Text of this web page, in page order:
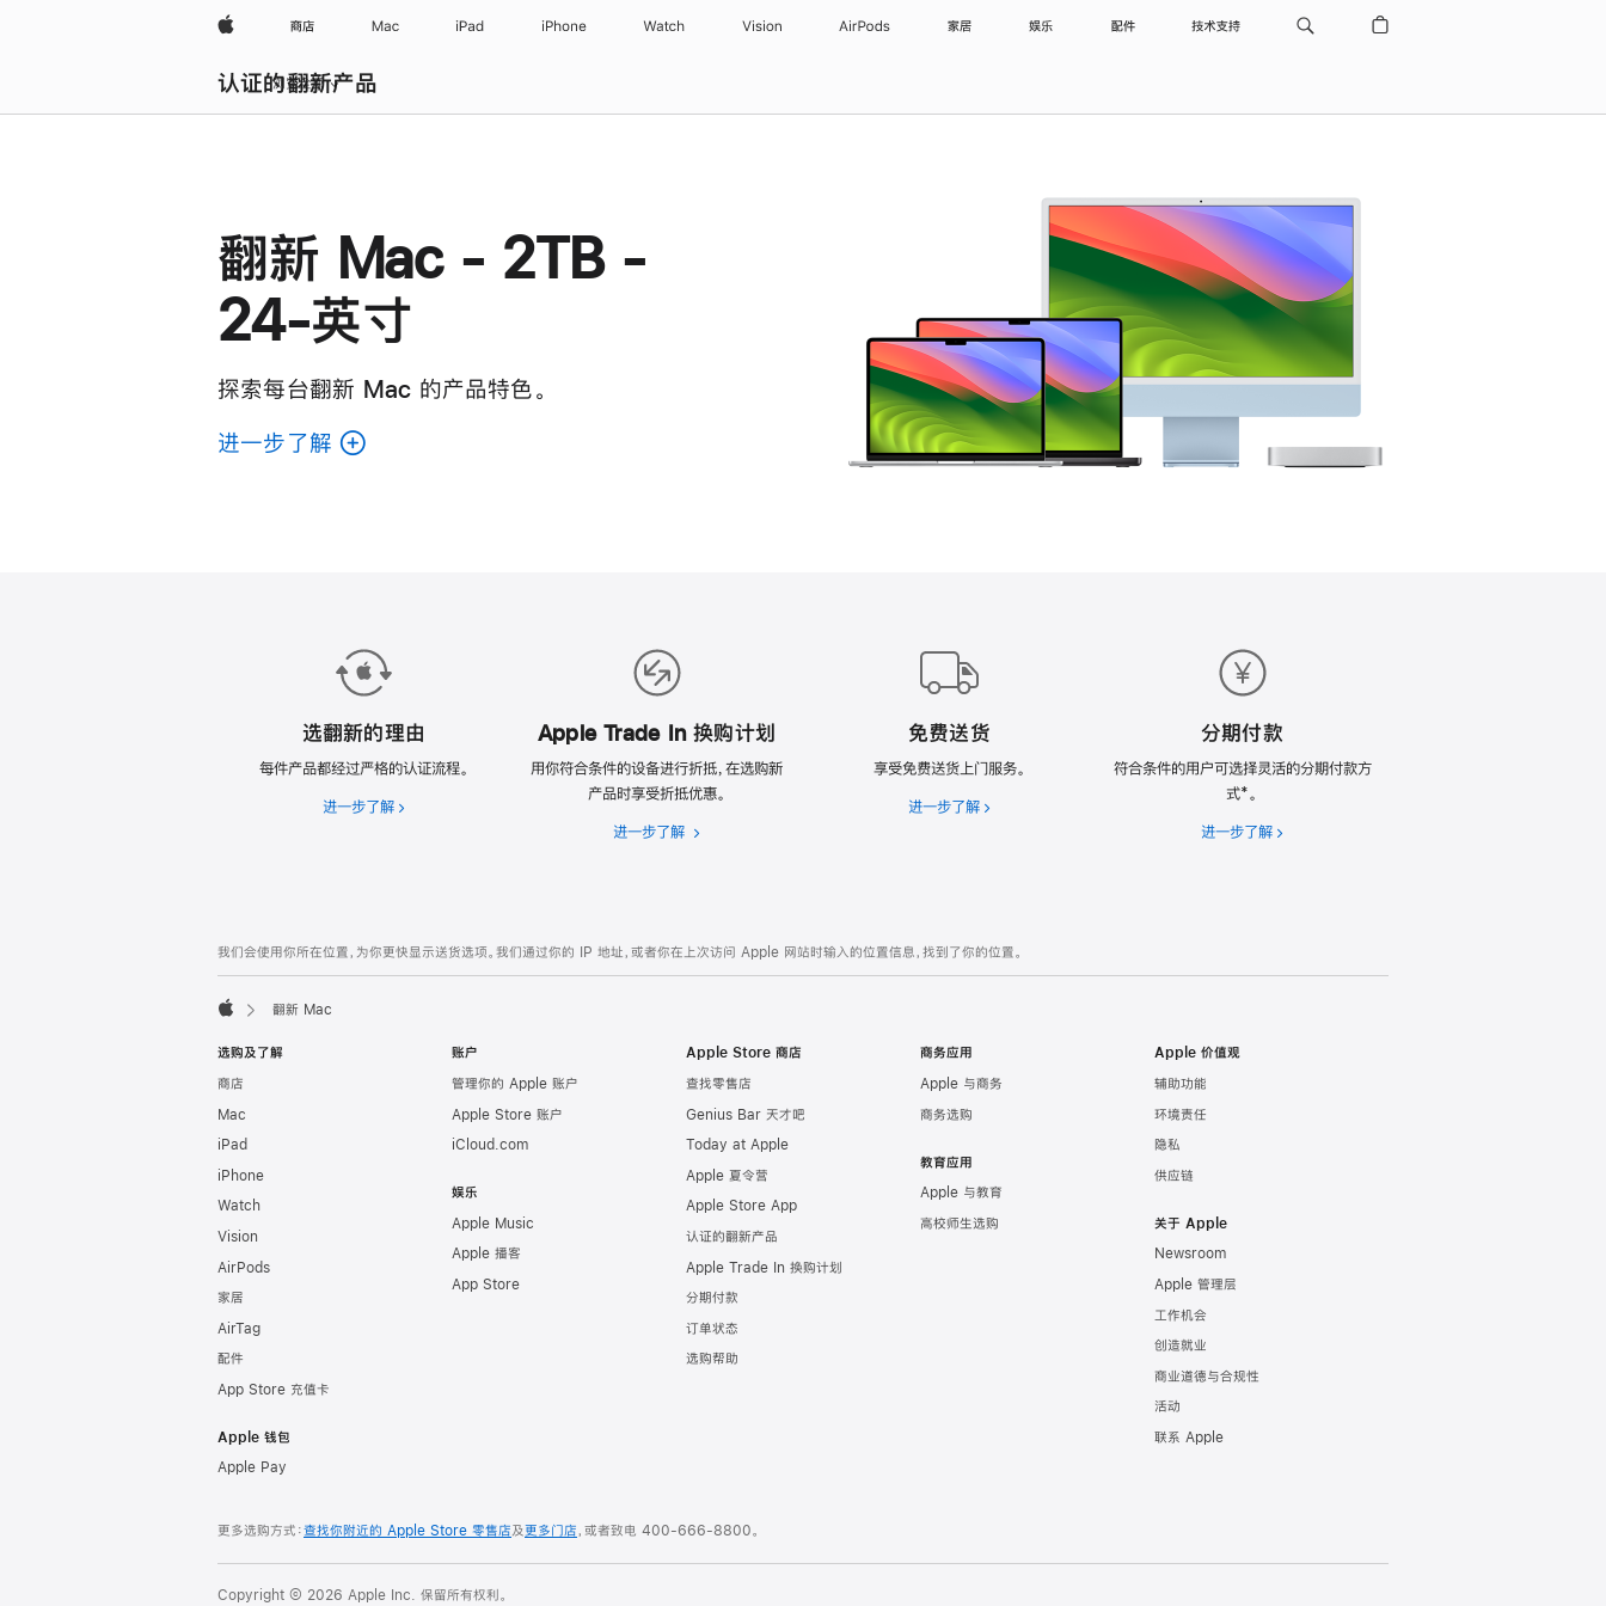
Apple 商店 Mac iPad iPhone Watch Vision AirPods 家居 娱乐 配件 技术支持
认证的翻新产品
浏览全部
翻新 Mac - 2TB -
24-英寸
探索每台翻新 Mac 的产品特色。
进一步了解
Mac。
选翻新的理由
每件产品都经过严格的认证流程。
进一步了解选
Apple Trade In 换购计划
用你符合条件的设备进行折抵，在选购新
产品时享受折抵优惠。
进一步了解 Apple
计
划
免费送货
享受免费送货上门服务。
进一步了解免
分期付款
符合条件的用户可选择灵活的分期付款方
式*。
进一步了解分
页
脚
注
我们会使用你所在位置，为你更快显示送货选项。我们通过你的 IP 地址，或者你在上次访问 Apple 网站时输入的位置信息，找到了你的位置。
翻新 Mac
选购及了解
商店
Mac
iPad
iPhone
Watch
Vision
AirPods
家居
AirTag
配件
App Store 充值卡
Apple 钱包
Apple Pay
账户
管理你的 Apple 账户
Apple Store 账户
iCloud.com
娱乐
Apple Music
Apple 播客
App Store
Apple Store 商店
查找零售店
Genius Bar 天才吧
Today at Apple
Apple 夏令营
Apple Store App
认证的翻新产品
Apple Trade In 换购计划
分期付款
订单状态
选购帮助
商务应用
Apple 与商务
商务选购
教育应用
Apple 与教育
高校师生选购
Apple 价值观
辅助功能
环境责任
隐私
供应链
关于 Apple
Newsroom
Apple 管理层
工作机会
创造就业
商业道德与合规性
活动
联系 Apple
更多选购方式：查找你附近的 Apple Store 零售店及更多门店，或者致电 400-666-8800。
Copyright © 2026 Apple Inc. 保留所有权利。